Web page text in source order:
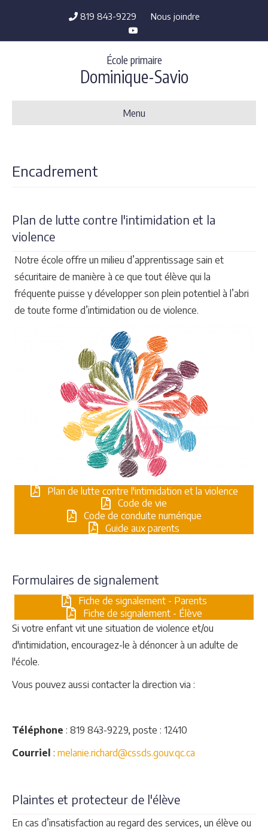
819 843-9229
Nous joindre
Youtube
École primaire
Dominique-Savio
Menu
Encadrement
Plan de lutte contre l'intimidation et la
violence
Notre école offre un milieu d’apprentissage sain et
sécuritaire de manière à ce que tout élève qui la
fréquente puisse y développer son plein potentiel à l’abri
de toute forme d’intimidation ou de violence.
Plan de lutte contre l'intimidation et la violence
Code de vie
Code de conduite numérique
Guide aux parents
Formulaires de signalement
Fiche de signalement - Parents
Fiche de signalement - Élève
Si votre enfant vit une situation de violence et/ou
d'intimidation, encouragez-le à dénoncer à un adulte de
l'école.
Vous pouvez aussi contacter la direction via :
Téléphone : 819 843-9229, poste : 12410
Courriel : melanie.richard@cssds.gouv.qc.ca
Plaintes et protecteur de l'élève
En cas d’insatisfaction au regard des services, un élève ou